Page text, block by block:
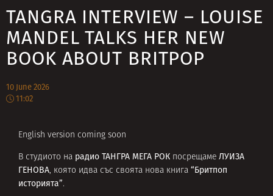
TANGRA INTERVIEW – LOUISE
MANDEL TALKS HER NEW
BOOK ABOUT BRITPOP
10 June 2026
11:02
English version coming soon
В студиото на радио ТАНГРА МЕГА РОК посрещаме ЛУИЗА
ГЕНОВА, която идва със своята нова книга “Бритпоп
историята”.